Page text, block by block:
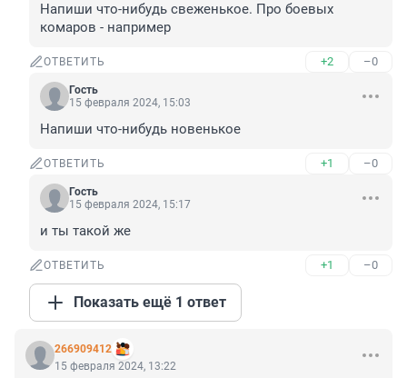
Напиши что-нибудь свеженькое. Про боевых
комаров - например
ОТВЕТИТЬ +2 –0
Гость
15 февраля 2024, 15:03
Напиши что-нибудь новенькое
ОТВЕТИТЬ +1 –0
Гость
15 февраля 2024, 15:17
и ты такой же
ОТВЕТИТЬ +1 –0
Показать ещё 1 ответ
266909412
15 февраля 2024, 13:22